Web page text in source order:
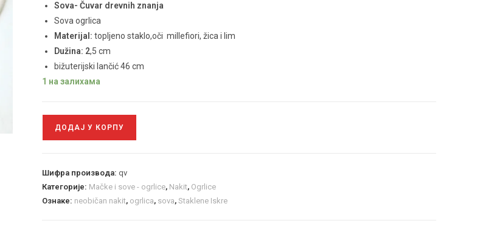
Sova- Čuvar drevnih znanja
Sova ogrlica
Materijal: topljeno staklo,oči millefiori, žica i lim
Dužina: 2,5 cm
bižuterijski lančić 46 cm
1 на залихама
ДОДАЈ У КОРПУ
Шифра производа: qv
Категорије: Mačke i sove - ogrlice, Nakit, Ogrlice
Ознаке: neobičan nakit, ogrlica, sova, Staklene Iskre